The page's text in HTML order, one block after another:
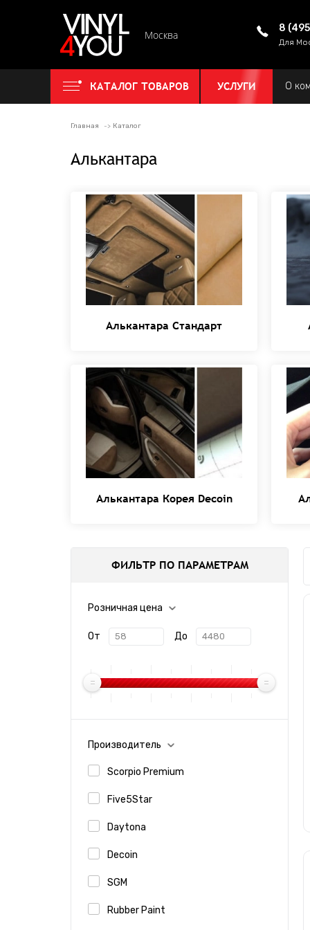
Москва
8
Для
КАТАЛОГ ТОВАРОВ УСЛУГИ О
Главная Каталог
Алькантара
Алькантара Стандарт
Алькантара Корея Decoin
ФИЛЬТР ПО ПАРАМЕТРАМ
Розничная цена
От До
Производитель
Scorpio Premium
Five5Star
Daytona
Decoin
SGM
Rubber Paint